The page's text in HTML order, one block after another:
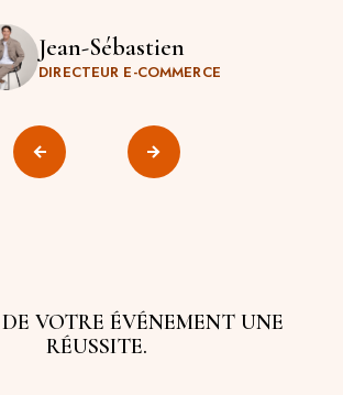
Jean-Sébastien
DIRECTEUR E-COMMERCE
VOTRE ÉVÉNEMENT UNE
RÉUSSITE.